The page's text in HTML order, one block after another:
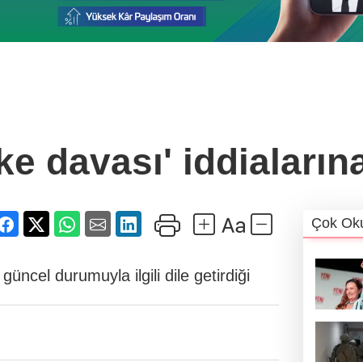
davası'
durumuyla ilgili dile getirdiği
Çok